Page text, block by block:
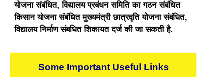
योजना संबंधित, विद्यालय प्रबंधन समिति का गठन संबंधित
किसान योजना संबंधित मुख्यमंत्री छात्रवृति योजना संबंधित,
विद्यालय निर्माण संबधित शिकायत दर्ज की जा सकती है.
Some Important Useful Links